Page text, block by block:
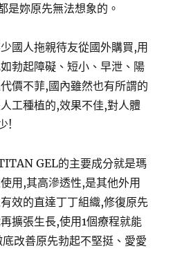
是妳原先無法想象的。
國人拖親待友從國外購買,用
勃起障礙、短小、早泄、陽
價不菲,國內雖然也有所謂的
工種植的,效果不佳,對人體
!
GEL的主要成分就是瑪
用,其高滲透性,是其他外用
效的直達丁丁組織,修復原先
擴張生長,使用1個療程就能
改善原先勃起不堅挺、愛愛